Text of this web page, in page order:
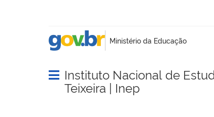
Abrir menu principal de navegação
Instituto Nacional de
Teixeira | Inep